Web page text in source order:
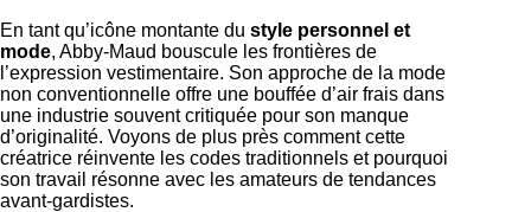
En tant qu’icône montante du style personnel et
mode, Abby-Maud bouscule les frontières de
l’expression vestimentaire. Son approche de la mode
non conventionnelle offre une bouffée d’air frais dans
une industrie souvent critiquée pour son manque
d’originalité. Voyons de plus près comment cette
créatrice réinvente les codes traditionnels et pourquoi
son travail résonne avec les amateurs de tendances
avant-gardistes.